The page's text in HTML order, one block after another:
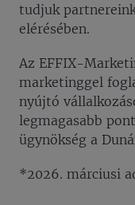
tudjuk
elérésében.
Az EFFIX-
marketinggel
nyújtó
legmagasabb
ügynökség a
*2026. márciusi